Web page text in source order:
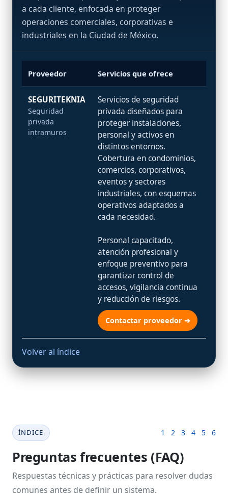
a cada cliente, enfocada en proteger
operaciones comerciales, corporativas e
industriales en la Ciudad de México.
Proveedor Servicios que ofrece
SEGURITEKNIA
Seguridad
privada
intramuros
Servicios de seguridad
privada diseñados para
proteger instalaciones,
personal y activos en
distintos entornos.
Cobertura en condominios,
comercios, corporativos,
eventos y sectores
industriales, con esquemas
operativos adaptados a
cada necesidad.
Personal capacitado,
atención profesional y
enfoque preventivo para
garantizar control de
accesos, vigilancia continua
y reducción de riesgos.
Contactar proveedor ➜
Volver al índice
ÍNDICE 1 2 3 4 5 6
Preguntas frecuentes (FAQ)
Respuestas técnicas y prácticas para resolver dudas
comunes antes de definir un sistema.